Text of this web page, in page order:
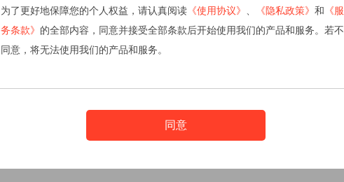
为了更好地保障您的个人权益，请认真阅读 《使用协议》 《隐私政策》 和 《服
务条款》 的全部内容，同意并接受全部条款后开始使用我们的产品和服务。若不
同意，将无法使用我们的产品和服务。
同意